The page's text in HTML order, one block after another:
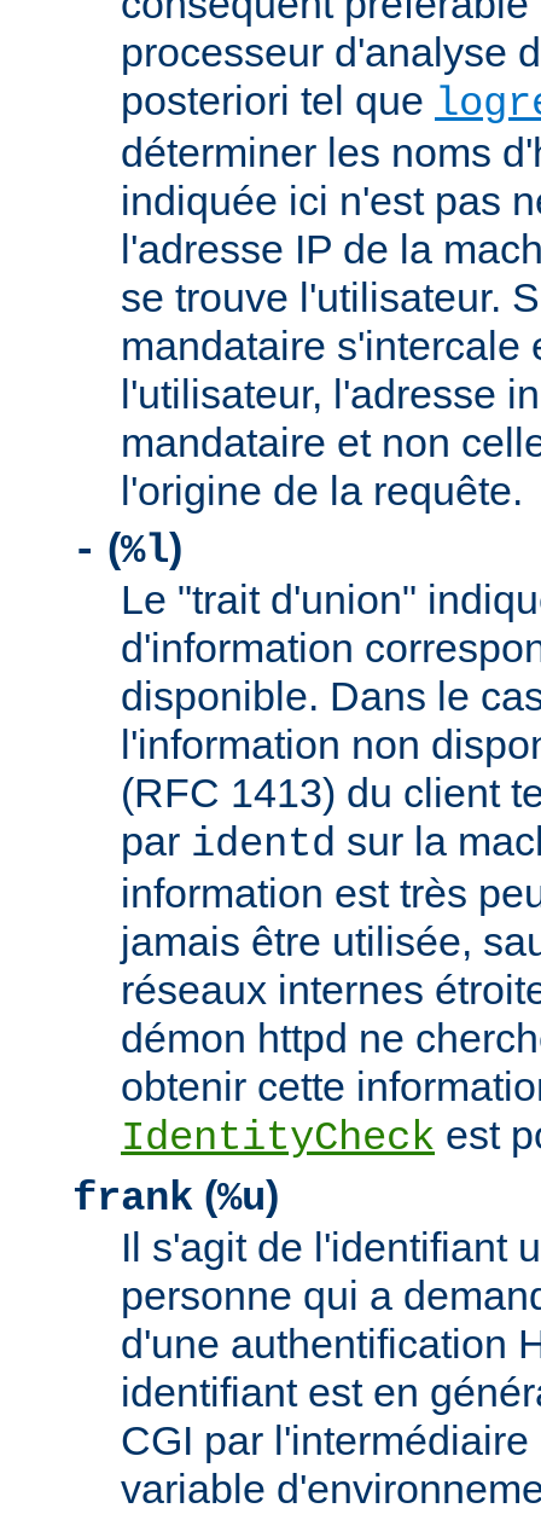
processeur d'analyse
posteriori tel que
déterminer les noms
indiquée ici n'est pas
l'adresse IP de la
se trouve l'utilisateur.
mandataire s'intercale
l'utilisateur, l'adresse
mandataire et non
l'origine de la requête.
- (%l)
Le "trait d'union"
d'information
disponible. Dans le
l'information non
(RFC 1413) du client
par identd sur la
information est très
jamais être utilisée,
réseaux internes
démon httpd ne
obtenir cette
IdentityCheck est
frank (%u)
Il s'agit de l'identifiant
personne qui a
d'une authentification
identifiant est en
CGI par
variable